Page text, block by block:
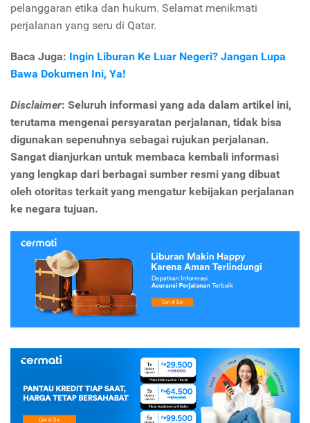
pelanggaran etika dan hukum. Selamat menikmati
perjalanan yang seru di Qatar.
Baca Juga: Ingin Liburan Ke Luar Negeri? Jangan Lupa
Bawa Dokumen Ini, Ya!
Disclaimer: Seluruh informasi yang ada dalam artikel ini,
terutama mengenai persyaratan perjalanan, tidak bisa
digunakan sepenuhnya sebagai rujukan perjalanan.
Sangat dianjurkan untuk membaca kembali informasi
yang lengkap dari berbagai sumber resmi yang dibuat
oleh otoritas terkait yang mengatur kebijakan perjalanan
ke negara tujuan.